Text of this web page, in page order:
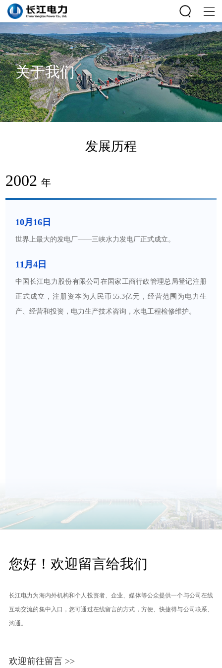
关于我们
发展历程
2002年
10月16日
世界上最大的发电厂——三峡水力发电厂正式成立。
11月4日
中国长江电力股份有限公司在国家工商行政管理总局登记注册
正式成立，注册资本为人民币55.3亿元，经营范围为电力生
产、经营和投资，电力生产技术咨询，水电工程检修维护。
您好！欢迎留言给我们
长江电力为海内外机构和个人投资者、企业、媒体等公众提供一个与公司在线
互动交流的集中入口，您可通过在线留言的方式，方便、快捷得与公司联系、
沟通。
欢迎前往留言 >>